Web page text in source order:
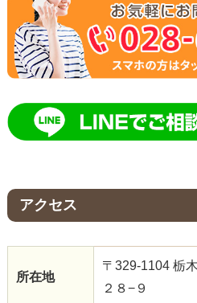
アクセス
所在地
〒329-1104 栃
２８−９